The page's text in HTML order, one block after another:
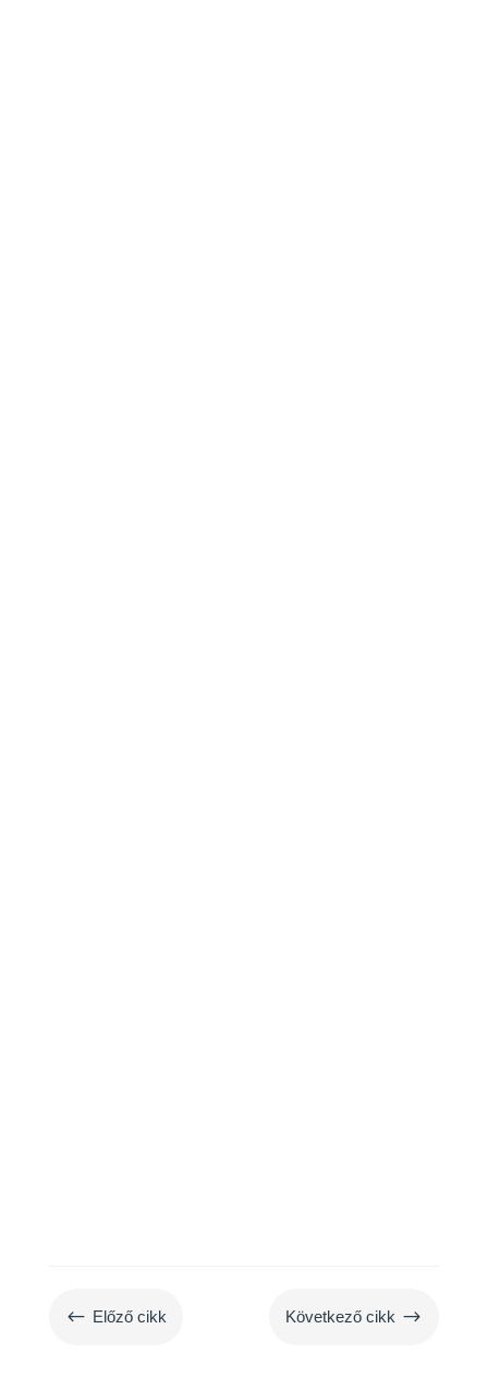
# Előző cikk Következő cikk $